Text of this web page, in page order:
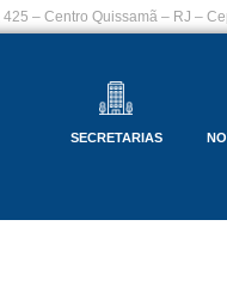
– Centro Quissamã – RJ –
SECRETARIAS